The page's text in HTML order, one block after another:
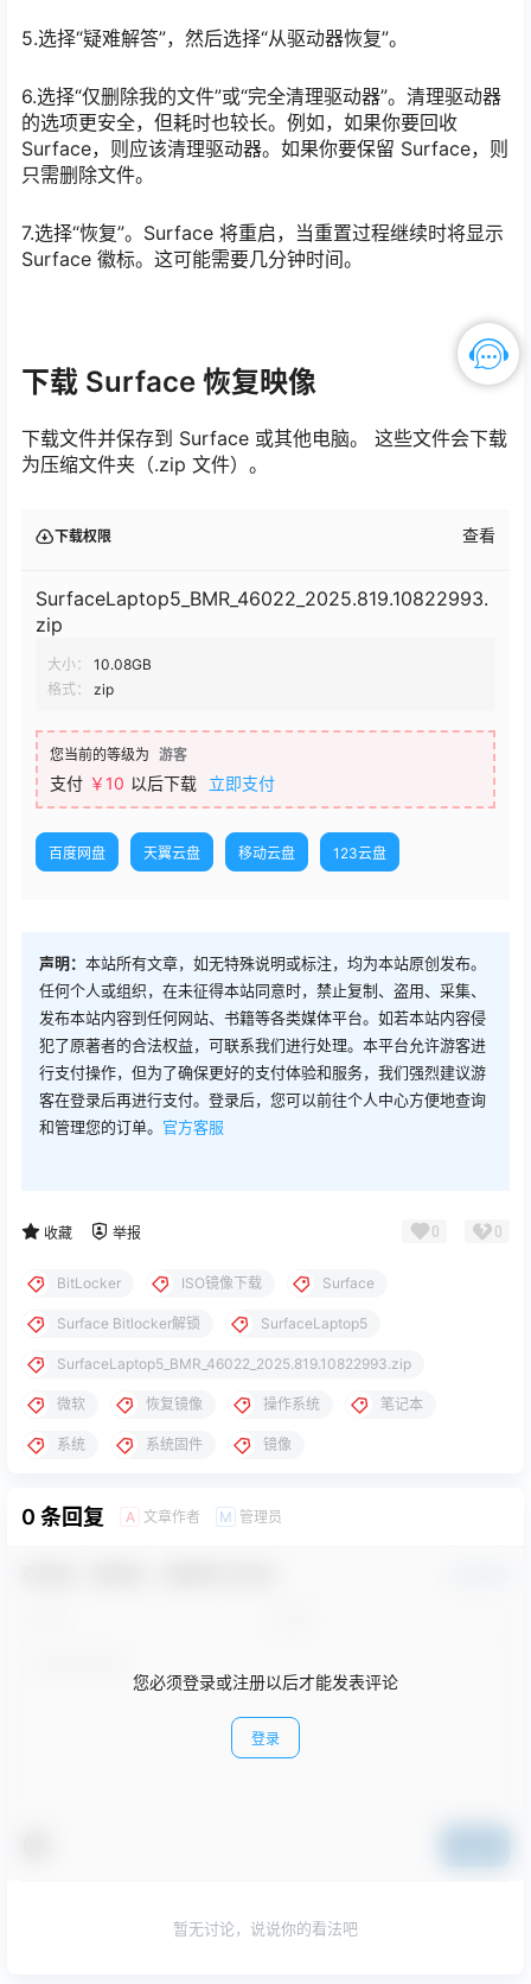
5.选择“疑难解答”，然后选择“从驱动器恢复”。
6.选择“仅删除我的文件”或“完全清理驱动器”。清理驱动器
的选项更安全，但耗时也较长。例如，如果你要回收
Surface，则应该清理驱动器。如果你要保留 Surface，则
只需删除文件。
7.选择“恢复”。Surface 将重启，当重置过程继续时将显示
Surface 徽标。这可能需要几分钟时间。
下载 Surface 恢复映像
下载文件并保存到 Surface 或其他电脑。 这些文件会下载
为压缩文件夹（.zip 文件）。
下载权限 查看
SurfaceLaptop5_BMR_46022_2025.819.10822993.
zip
大小：
10.08GB
格式：
zip
您当前的等级为 游客
支付 ￥10 以后下载 立即支付
百度网盘 天翼云盘 移动云盘 123云盘
声明： 本站所有文章，如无特殊说明或标注，均为本站原创发布。
任何个人或组织，在未征得本站同意时，禁止复制、盗用、采集、
发布本站内容到任何网站、书籍等各类媒体平台。如若本站内容侵
犯了原著者的合法权益，可联系我们进行处理。本平台允许游客进
行支付操作，但为了确保更好的支付体验和服务，我们强烈建议游
客在登录后再进行支付。登录后，您可以前往个人中心方便地查询
和管理您的订单。 官方客服
收藏 举报 0 0
BitLocker ISO镜像下载 Surface
Surface Bitlocker解锁 SurfaceLaptop5
SurfaceLaptop5_BMR_46022_2025.819.10822993.zip
微软 恢复镜像 操作系统 笔记本
系统 系统固件 镜像
0 条回复 A 文章作者 M 管理员
您必须登录或注册以后才能发表评论
登录
暂无讨论，说说你的看法吧